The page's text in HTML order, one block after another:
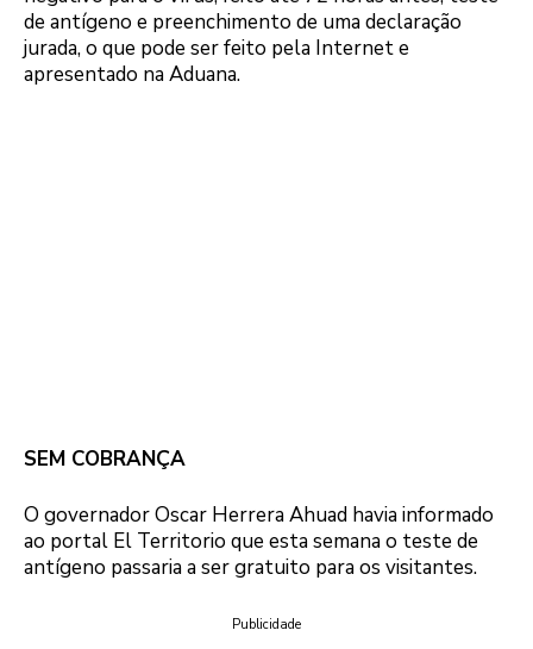
de antígeno e preenchimento de uma declaração
jurada, o que pode ser feito pela Internet e
apresentado na Aduana.
SEM COBRANÇA
O governador Oscar Herrera Ahuad havia informado
ao portal El Territorio que esta semana o teste de
antígeno passaria a ser gratuito para os visitantes.
Publicidade